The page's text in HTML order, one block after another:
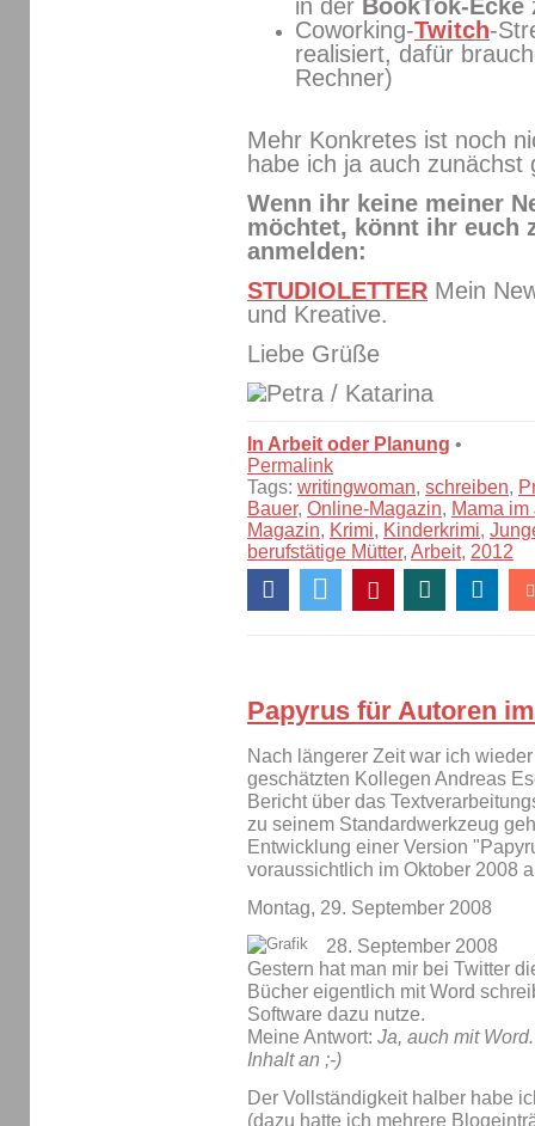
in der BookTok-Ecke
Coworking-Twitch-
realisiert, dafür
Rechner)
Mehr Konkretes ist noch
habe ich ja auch
Wenn ihr keine meiner
möchtet, könnt ihr euch
anmelden:
STUDIOLETTER Mein
und Kreative.
Liebe Grüße
/ Katarina
In Arbeit oder Planung •
Permalink
Tags: writingwoman, schreiben,
Bauer, Online-Magazin, Mama im
Magazin, Krimi, Kinderkrimi,
berufstätige Mütter, Arbeit, 2012
Papyrus für Autoren
Nach längerer Zeit war ich
geschätzten Kollegen Andreas
Bericht über das
zu seinem Standardwerkzeug
Entwicklung einer Version
voraussichtlich im Oktober 2008
Montag, 29. September 2008
28. September 2008
Gestern hat man mir bei Twitter
Bücher eigentlich mit Word
Software dazu nutze.
Meine Antwort: Ja, auch mit
Inhalt an ;-)
Der Vollständigkeit halber habe
(dazu hatte ich mehrere